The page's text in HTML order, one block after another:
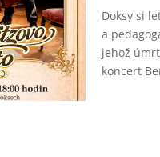
Doksy si
a
jehož
koncert